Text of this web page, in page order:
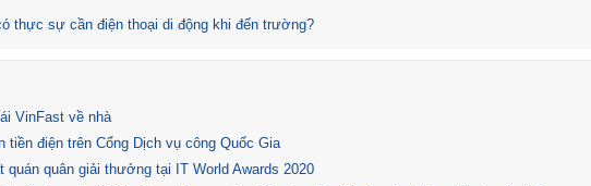
thực sự cần điện thoại di động khi đến trường?
VinFast về nhà
tiền điện trên Cổng Dịch vụ công Quốc Gia
quán quân giải thưởng tại IT World Awards 2020